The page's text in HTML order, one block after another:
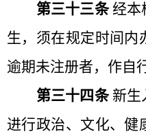
第三十三条经本
生，须在规定时间内
逾期未注册者，作自
第三十四条 新生
进行政治、文化、健